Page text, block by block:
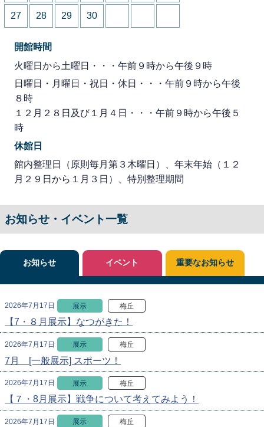
27 28 29 30
開館時間
火曜日から土曜日・・・午前９時から午後９時
日曜日・月曜日・祝日・休日・・・午前９時から午後
８時
１２月２８日及び１月４日・・・午前９時から午後５
時
休館日
館内整理日（原則毎月第３木曜日）、年末年始（１２
月２９日から１月３日）、特別整理期間
お知らせ・イベント一覧
お知らせ
2026年7月17日 展示 梅丘
【7・８月展示】なつがきた！
2026年7月17日 展示 梅丘
7月 [一般展示] スポーツ！
2026年7月17日 展示 梅丘
【７・8月展示】戦争について考えてみよう！
2026年7月17日 展示 梅丘
イベント 重要なお知らせ